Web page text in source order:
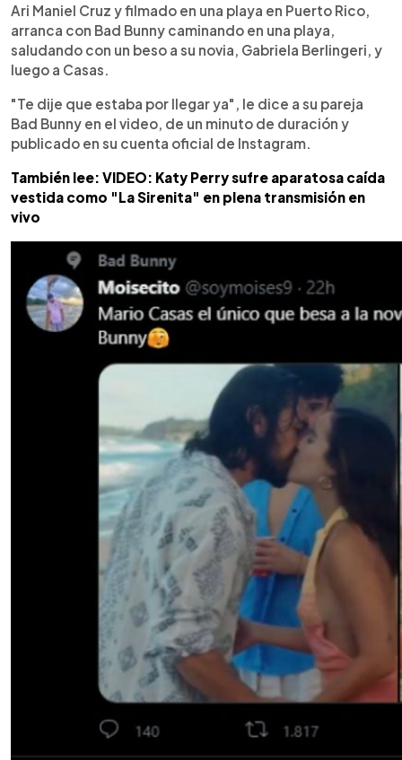
Ari Maniel Cruz y filmado en una playa en Puerto Rico,
arranca con Bad Bunny caminando en una playa,
saludando con un beso a su novia, Gabriela Berlingeri, y
luego a Casas.
"Te dije que estaba por llegar ya", le dice a su pareja
Bad Bunny en el video, de un minuto de duración y
publicado en su cuenta oficial de Instagram.
También lee: VIDEO: Katy Perry sufre aparatosa caída
vestida como "La Sirenita" en plena transmisión en
vivo